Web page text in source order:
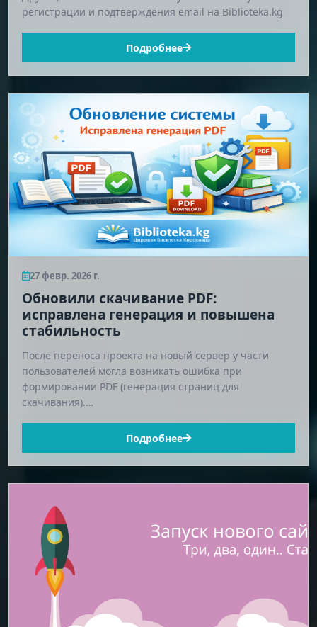
регистрации и подтверждения email на Biblioteka.kg
Подробнее
27 февр. 2026 г.
Обновили скачивание PDF:
исправлена генерация и повышена
стабильность
После переноса проекта на новый сервер у части
пользователей могла возникать ошибка при
формировании PDF (генерация страниц для
скачивания).…
Подробнее